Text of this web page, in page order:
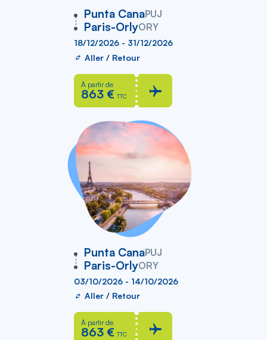
Punta CanaPUJ
vers
Paris-OrlyORY
18/12/2026 - 31/12/2026
Aller / Retour
À partir de
863 € TTC
Punta CanaPUJ
vers
Paris-OrlyORY
03/10/2026 - 14/10/2026
Aller / Retour
À partir de
863 € TTC